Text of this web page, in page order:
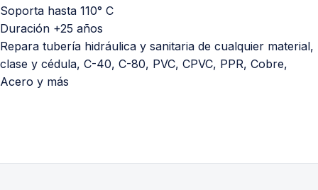
Soporta hasta 110° C
Duración +25 años
Repara tubería hidráulica y sanitaria de cualquier material,
clase y cédula, C-40, C-80, PVC, CPVC, PPR, Cobre,
Acero y más